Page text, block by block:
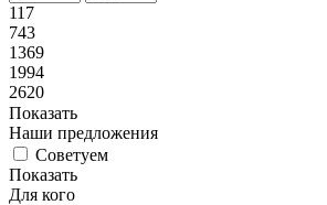
117
743
1369
1994
2620
Показать
Наши предложения
Советуем
Показать
Для кого